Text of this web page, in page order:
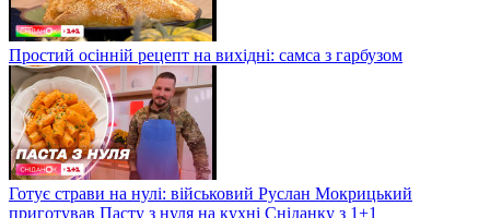
Простий осінній рецепт на вихідні: самса з гарбузом
Готує страви на нулі: військовий Руслан Мокрицький
приготував Пасту з нуля на кухні Сніданку з 1+1